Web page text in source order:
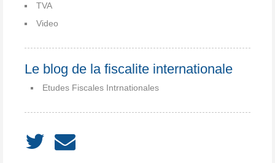
TVA
Video
Le blog de la fiscalite internationale
Etudes Fiscales Intrnationales